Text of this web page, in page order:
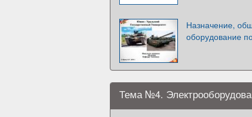
Назначение,
оборудование
Тема №4.